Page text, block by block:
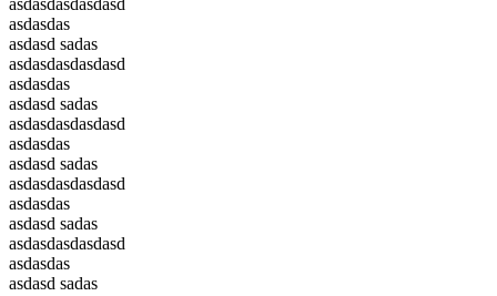
asdasdasdasdasd
asdasdas
asdasd sadas
asdasdasdasdasd
asdasdas
asdasd sadas
asdasdasdasdasd
asdasdas
asdasd sadas
asdasdasdasdasd
asdasdas
asdasd sadas
asdasdasdasdasd
asdasdas
asdasd sadas